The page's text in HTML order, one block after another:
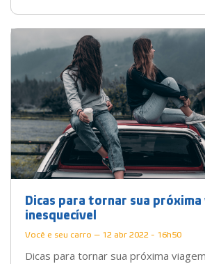
Dicas para tornar sua próxima
inesquecível
Você e seu carro — 12 abr 2022 - 16h50
Dicas para tornar sua próxima